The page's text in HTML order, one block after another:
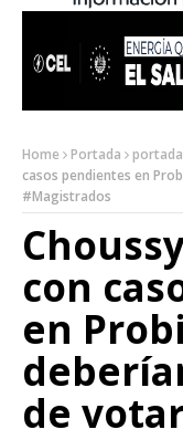
Home Portada portada
casos pendientes en
#Magistrados
con
en
de